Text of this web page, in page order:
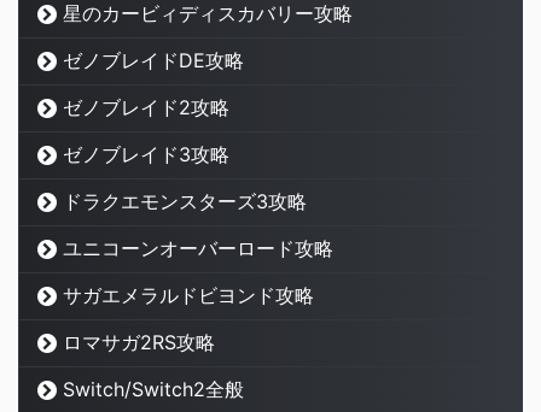
星のカービィディスカバリー攻略
ゼノブレイドDE攻略
ゼノブレイド2攻略
ゼノブレイド3攻略
ドラクエモンスターズ3攻略
ユニコーンオーバーロード攻略
サガエメラルドビヨンド攻略
ロマサガ2RS攻略
Switch/Switch2全般